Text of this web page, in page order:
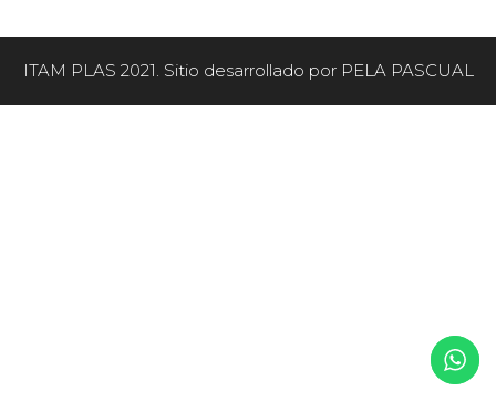
ITAM PLAS 2021. Sitio desarrollado por PELA PASCUAL
FINALIZAR COMPRA